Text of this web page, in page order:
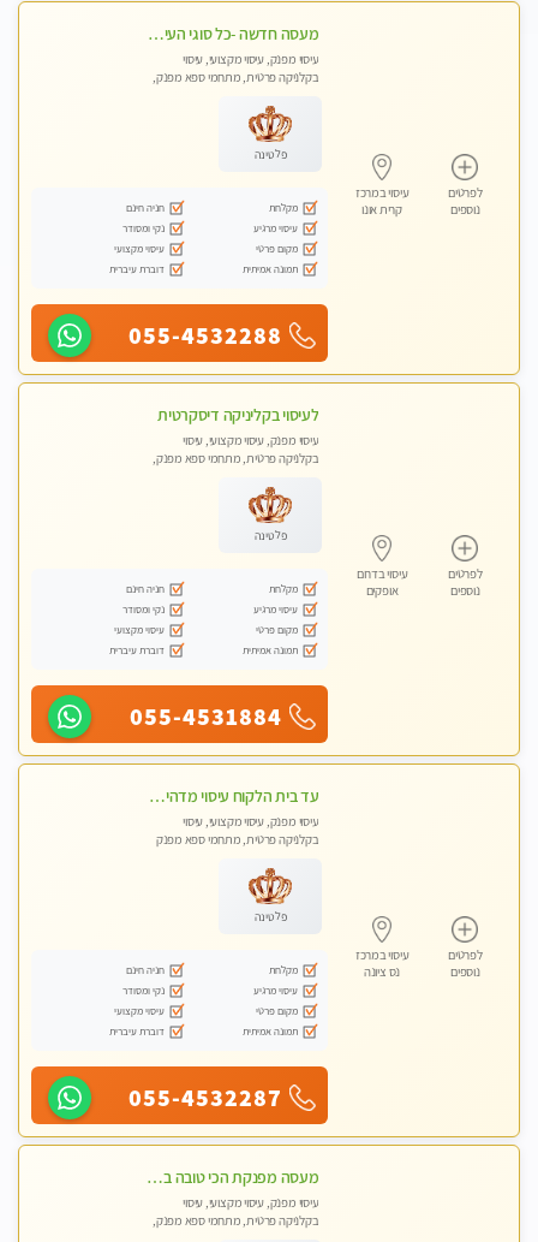
לפרטים
נוספים
עיסוי במרכז
קרית אונו
מעסה חדשה -כל סוגי העיסויים מעסה מקצועית ואיכותית פרטי!!!מומלץ לחלוטין!!
עיסוי מפנק, עיסוי מקצועי, עיסוי
בקלניקה פרטית, מתחמי ספא מפנק,
פלטינה
מקלחת
חניה חינם
עיסוי מרגיע
נקי ומסודר
מקום פרטי
עיסוי מקצועי
תמונה אמיתית
דוברת עיברית
055-4532288
לפרטים
נוספים
עיסוי בדרום
אופקים
לעיסוי בקליניקה דיסקרטית
עיסוי מפנק, עיסוי מקצועי, עיסוי
בקלניקה פרטית, מתחמי ספא מפנק,
פלטינה
מקלחת
חניה חינם
עיסוי מרגיע
נקי ומסודר
מקום פרטי
עיסוי מקצועי
תמונה אמיתית
דוברת עיברית
055-4531884
לפרטים
נוספים
עיסוי במרכז
נס ציונה
עד בית הלקוח עיסוי מדהים מפנק מקצועי ומרגיע !!
עיסוי מפנק, עיסוי מקצועי, עיסוי
בקלניקה פרטית, מתחמי ספא מפנק
פלטינה
מקלחת
חניה חינם
עיסוי מרגיע
נקי ומסודר
מקום פרטי
עיסוי מקצועי
תמונה אמיתית
דוברת עיברית
055-4532287
מעסה מפנקת הכי טובה בעיר במרכז העיר כל סוגי העיסויים מעסה מקצועית ואיכותית פרטי!!!מומלץ לחלוטין!!
עיסוי מפנק, עיסוי מקצועי, עיסוי
בקלניקה פרטית, מתחמי ספא מפנק,